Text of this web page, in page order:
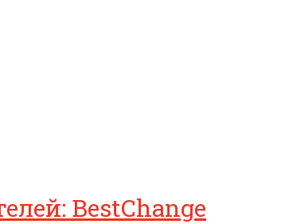
BestChange